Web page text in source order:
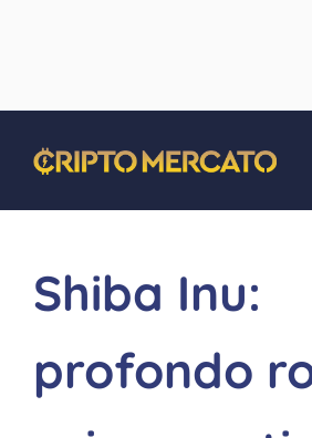
contenuto
Shiba Inu:
profondo